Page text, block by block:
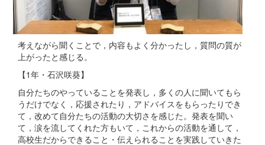
考えながら聞くことで，内容もよく分かったし，質問の質が
上がったと感じる。
【1年・石沢咲葵】
自分たちのやっていることを発表し，多くの人に聞いてもら
うだけでなく，応援されたり，アドバイスをもらったりでき
て，改めて自分たちの活動の大切さを感じた。発表を聞い
て，涙を流してくれた方もいて，これからの活動を通して，
高校生だからできること・伝えられることを実践していきた